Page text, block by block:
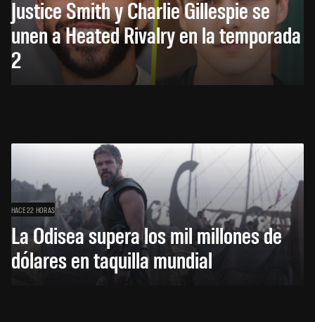
Justice Smith y Charlie Gillespie se
unen a Heated Rivalry en la temporada
2
HACE 22 HORAS
La Odisea supera los mil millones de
dólares en taquilla mundial